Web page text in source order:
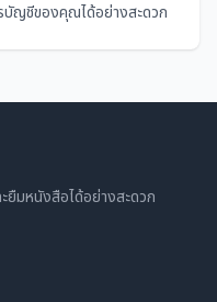
บัญชีของคุณได้อย่างสะดวก
ยืมหนังสือได้อย่างสะดวก